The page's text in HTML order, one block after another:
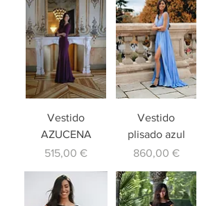
Vestido
AZUCENA
Precio
515,00 €
Vestido
plisado azul
Precio
860,00 €